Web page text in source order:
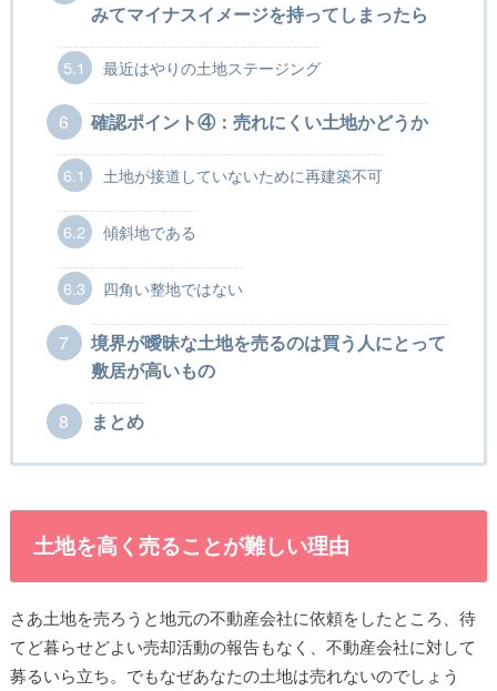
みてマイナスイメージを持ってしまったら
5.1 最近はやりの土地ステージング
6 確認ポイント④：売れにくい土地かどうか
6.1 土地が接道していないために再建築不可
6.2 傾斜地である
6.3 四角い整地ではない
7
境界が曖昧な土地を売るのは買う人にとって
敷居が高いもの
8 まとめ
土地を高く売ることが難しい理由
さあ土地を売ろうと地元の不動産会社に依頼をしたところ、待
てど暮らせどよい売却活動の報告もなく、不動産会社に対して
募るいら立ち。でもなぜあなたの土地は売れないのでしょう